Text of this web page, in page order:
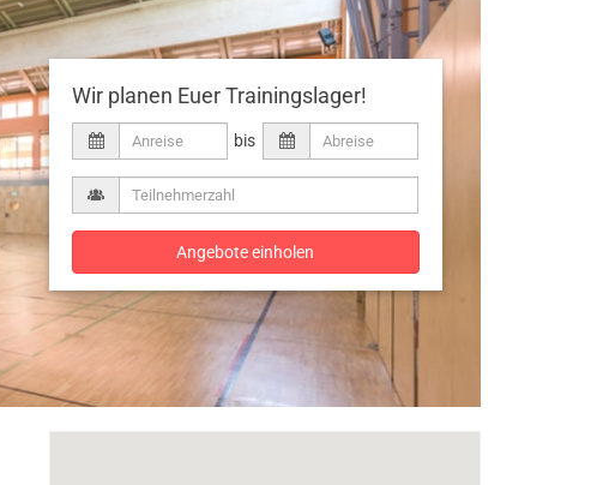
Wir planen Euer Trainingslager!
bis
Angebote einholen